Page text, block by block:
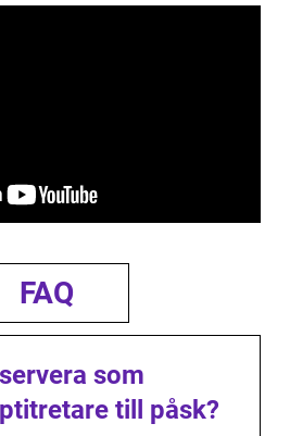
FAQ
som
till påsk?